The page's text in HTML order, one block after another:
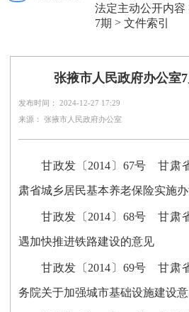
法定主动公开内容
7期 >文件索引
张掖市人民政府办公室
发布时间： 2024-12-27 17:29
来源： 张掖市人民政府办公室
甘政发〔2014〕67号 甘肃
肃省城乡居民基本养老保险实施
甘政发〔2014〕68号 甘肃
遇加快推进铁路建设的意见
甘政发〔2014〕69号 甘肃
务院关于加强城市基础设施建设